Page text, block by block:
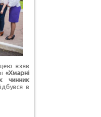
взяв
«Хмарні
чинник
в